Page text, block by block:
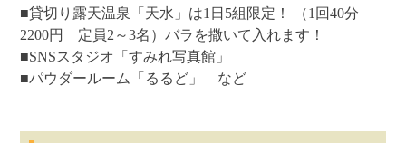
■貸切り露天温泉「天水」は1日5組限定！ （1回40分
2200円 定員2～3名）バラを撒いて入れます！
■SNSスタジオ「すみれ写真館」
■パウダールーム「るるど」 など